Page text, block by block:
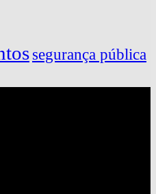
segurança pública